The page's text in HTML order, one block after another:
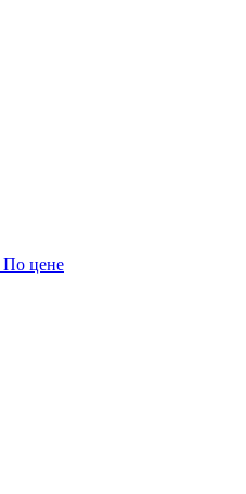
По цене